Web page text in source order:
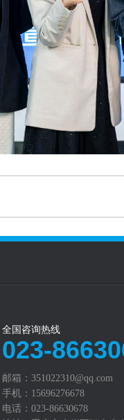
全国咨询热线
023-
邮箱：351022310@qq.com
手机：15696276678
电话：023-86630678